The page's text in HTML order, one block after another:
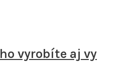
vyrobíte aj vy